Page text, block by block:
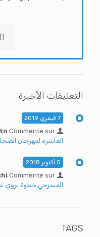
التعليقات الأخيرة
7 فيفري 2019
Commenté sur
العاشرة لمهرجان الضحك بتونس من
5 أكتوبر 2018
Commenté sur
المسرحي خطوة تروي
TAGS